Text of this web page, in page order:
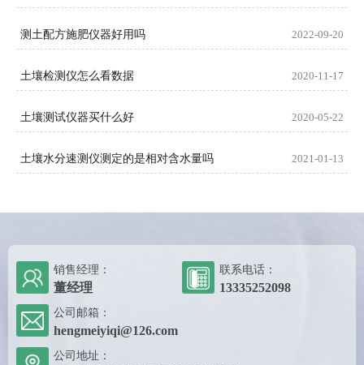
测土配方施肥仪器好用吗 2022-09-20
土壤检测仪怎么看数据 2020-11-17
土壤测试仪器买什么好 2020-05-22
土壤水分速测仪测定的是相对含水量吗 2021-01-13
销售经理：
董经理
联系电话：
13335252098
公司邮箱：
hengmeiyiqi@126.com
公司地址：